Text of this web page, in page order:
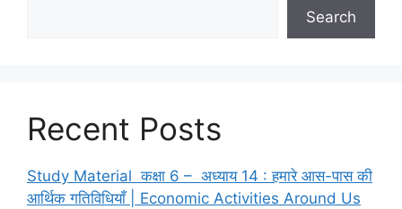
Search
Recent Posts
Study Material कक्षा 6 – अध्याय 14 : हमारे आस-पास की
आर्थिक गतिविधियाँ | Economic Activities Around Us